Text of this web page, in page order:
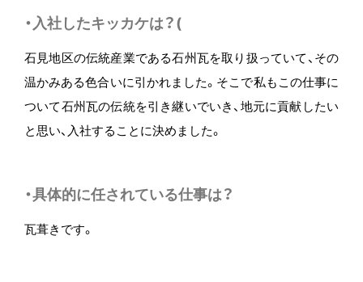
・入社したキッカケは？(
石見地区の伝統産業である石州瓦を取り扱っていて、その
温かみある色合いに引かれました。そこで私もこの仕事に
ついて石州瓦の伝統を引き継いでいき、地元に貢献したい
と思い、入社することに決めました。
・具体的に任されている仕事は？
瓦葺きです。